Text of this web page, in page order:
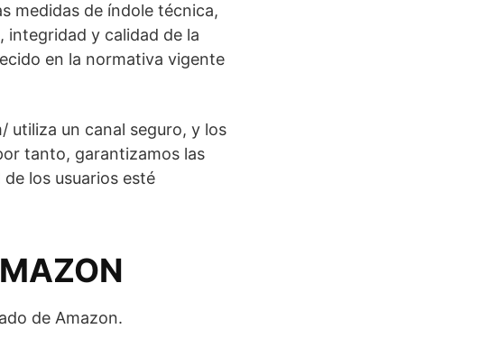
medidas de índole técnica,
integridad y calidad de la
en la normativa vigente
utiliza un canal seguro, y los
tanto, garantizamos las
los usuarios esté
de Amazon.